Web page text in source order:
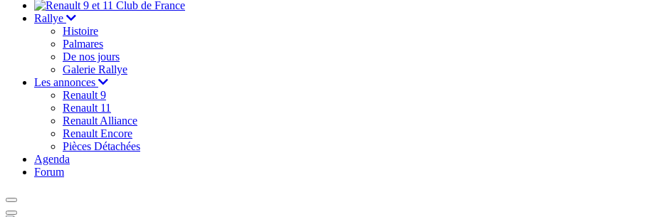
Rallye
Histoire
Palmares
De nos jours
Galerie Rallye
Les annonces
Renault 9
Renault 11
Renault Alliance
Renault Encore
Pièces Détachées
Agenda
Forum